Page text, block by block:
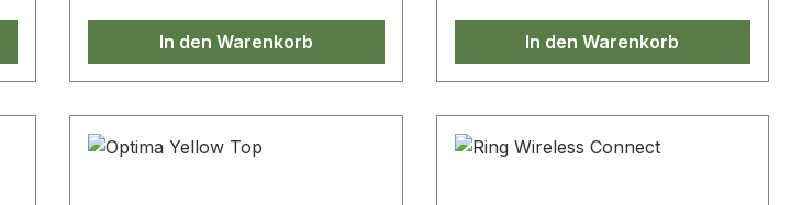
In den Warenkorb In den Warenkorb